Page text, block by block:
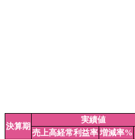
決算期
実績値
売上高経常利益率増減率%